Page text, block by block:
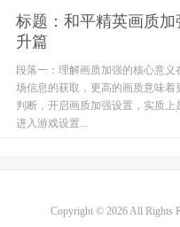
标题：和平精英画质
升篇
段落一：理解画质加强的核心意
场信息的获取，更高的画质意味
判断，开启画质加强设置，实质
进入游戏设置...
Copyright © 2026 All Rights